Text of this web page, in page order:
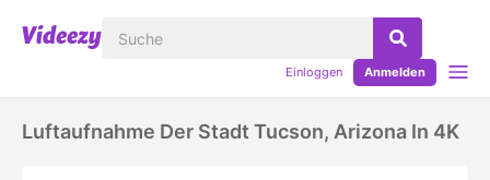
Einloggen Anmelden
Luftaufnahme Der Stadt Tucson, Arizona In 4K